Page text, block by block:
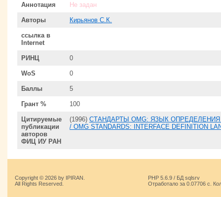
Аннотация Не задан
Авторы Кирьянов С.К.
ссылка в
Internet
РИНЦ 0
WoS 0
Баллы 5
Грант % 100
Цитируемые
публикации
авторов
ФИЦ ИУ РАН
(1996) СТАНДАРТЫ OMG: ЯЗЫК ОПРЕДЕЛЕНИЯ
/ OMG STANDARDS: INTERFACE DEFINITION
Copyright © 2026 by IPIRAN.
All Rights Reserved.
PHP 5.6.9 / БД sqlsrv
Отработало за 0.07706 с.